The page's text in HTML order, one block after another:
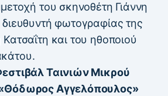
του σκηνοθέτη Γιάννη
φωτογραφίας της
και του ηθοποιού
Ταινιών Μικρού
Αγγελόπουλος»